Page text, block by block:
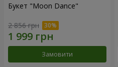
Букет "Moon Dance"
2 856 грн
Замовити